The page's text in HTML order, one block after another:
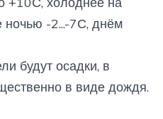
ночью -2...-7С, днём
будут осадки, в
в виде дождя.